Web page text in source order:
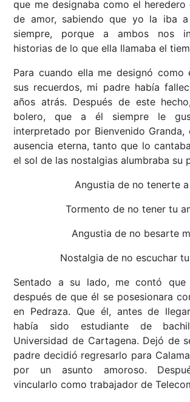
que me designaba como el heredero
de amor, sabiendo que yo la iba
siempre, porque a ambos nos
historias de lo que ella llamaba el
Para cuando ella me designó como
sus recuerdos, mi padre había
años atrás. Después de este
bolero, que a él siempre le
interpretado por Bienvenido Granda,
ausencia eterna, tanto que lo
el sol de las nostalgias alumbraba su
Angustia de no tenerte
Tormento de no tener tu
Angustia de no besarte
Nostalgia de no escuchar
Sentado a su lado, me contó que
después de que él se posesionara
en Pedraza. Que él, antes de
había sido estudiante de
Universidad de Cartagena. Dejó de
padre decidió regresarlo para
por un asunto amoroso.
vincularlo como trabajador de